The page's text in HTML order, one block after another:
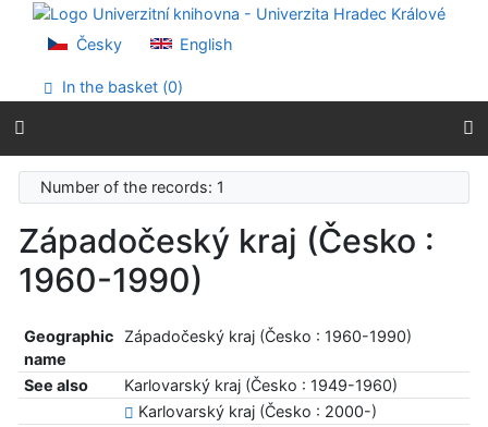
Go to content
Go to menu
Accessibility declaration
Česky English
In the basket (0)
Number of the records: 1
Západočeský kraj (Česko :
1960-1990)
Geographic
name
Západočeský kraj (Česko : 1960-1990)
See also
Karlovarský kraj (Česko : 1949-1960)
Karlovarský kraj (Česko : 2000-)